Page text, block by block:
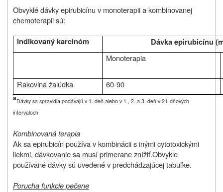
Obvyklé dávky epirubicínu v monoterapii a kombinovanej
chemoterapii sú:
Indikovaný karcinóm
Dávka epirubicínu
Monoterapia
Rakovina žalúdka 60-90
aDávky sa spravidla podávajú v 1. deň alebo v 1., 2. a 3. deň v 21-dňových
intervaloch
Kombinovaná terapia
Ak sa epirubicín používa v kombinácii s inými cytotoxickými
liekmi, dávkovanie sa musí primerane znížiť.Obvykle
používané dávky sú uvedené v predchádzajúcej tabuľke.
Porucha funkcie pečene